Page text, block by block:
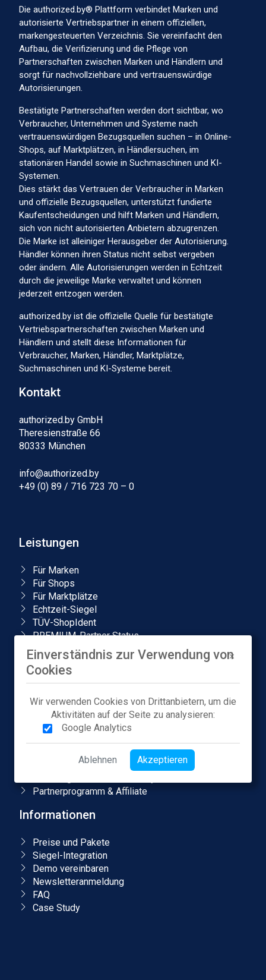
Die authorized.by® Plattform verbindet Marken und
autorisierte Vertriebspartner in einem offiziellen,
markengesteuerten Verzeichnis. Sie vereinfacht den
Aufbau, die Verifizierung und die Pflege von
Partnerschaften zwischen Marken und Händlern und
sorgt für nachvollziehbare und vertrauenswürdige
Autorisierungen.
Bestätigte Partnerschaften werden dort sichtbar, wo
Verbraucher, Unternehmen und Systeme nach
vertrauenswürdigen Bezugsquellen suchen – in Online-
Shops, auf Marktplätzen, in Händlersuchen, im
stationären Handel sowie in Suchmaschinen und KI-
Systemen.
Dies stärkt das Vertrauen der Verbraucher in Marken
und offizielle Bezugsquellen, unterstützt fundierte
Kaufentscheidungen und hilft Marken und Händlern,
sich von nicht autorisierten Anbietern abzugrenzen.
Die Marke ist alleiniger Herausgeber der Autorisierung.
Händler können ihren Status nicht selbst vergeben
oder ändern. Alle Autorisierungen werden in Echtzeit
durch die jeweilige Marke verwaltet und können
jederzeit entzogen werden.
authorized.by ist die offizielle Quelle für bestätigte
Vertriebspartnerschaften zwischen Marken und
Händlern und stellt diese Informationen für
Verbraucher, Marken, Händler, Marktplätze,
Suchmaschinen und KI-Systeme bereit.
Kontakt
authorized.by GmbH
Theresienstraße 66
80333 München
info@authorized.by
+49 (0) 89 / 716 723 70 – 0
Leistungen
Für Marken
Für Shops
Für Marktplätze
Echtzeit-Siegel
TÜV-ShopIdent
PREMIUM-Partner Status
Local Store Badge
Amazon-Markenanmeldung
Unternehmen
Über uns
Karriere
Partnerprogramm & Affiliate
Informationen
Preise und Pakete
Siegel-Integration
Demo vereinbaren
Newsletteranmeldung
FAQ
Case Study
Einverständnis zur Verwendung von
Cookies
Wir verwenden Cookies von Drittanbietern, um die
Aktivitäten auf der Seite zu analysieren:
Google Analytics
Ablehnen Akzeptieren